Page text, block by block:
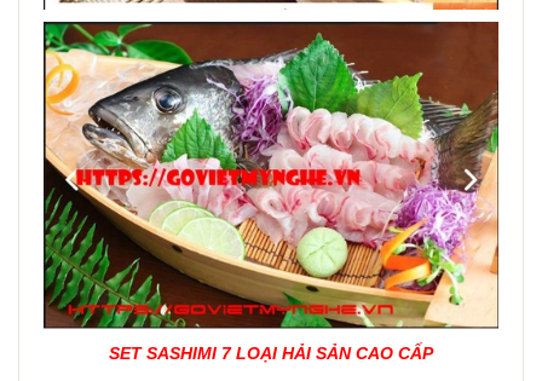
SET SASHIMI 7 LOẠI HẢI SẢN CAO CẤP